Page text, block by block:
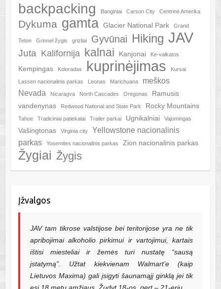
backpacking Banginiai Carson City Centrinė Amerika
Dykuma gamta Glacier National Park Grand
Teton Grinnel žygis grizliai Gyvūnai Hiking JAV
Juta Kalifornija kalnai Kanjonai Ke-valkatos
Kempingas Koloradas kuprinėjimas Kursai
Lassen nacionalinis parkas Leonas Marichuana
meškos
Nevada
Nicaragva North Cascades Oregonas
Ramusis
vandenynas
Redwood National and State Park Rocky Mountains
Tahoe Tradiciniai patiekalai Trailer parkai Ugnikalniai Vajomingas
Vašingtonas Virginia city
Yellowstone nacionalinis
parkas
Yosemites nacionalinis parkas Zion nacionalinis parkas
Žygiai Žygis
Įžvalgos
JAV tam tikrose valstijose bei teritorijose yra ne tik
apribojimai alkoholio pirkimui ir vartojimui, kartais
ištisi miesteliai ir žemės turi nustatę “sausą
įstatymą”. Užtat kiekvienam Walmart’e (kaip
Lietuvos Maxima) gali įsigyti šaunamąjį ginklą jei tik